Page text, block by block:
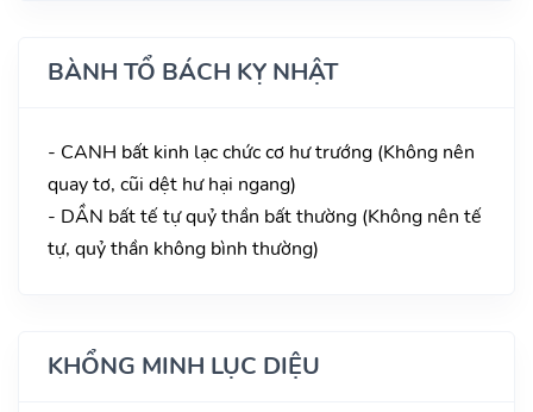
BÀNH TỔ BÁCH KỴ NHẬT
- CANH bất kinh lạc chức cơ hư trướng (Không nên
quay tơ, cũi dệt hư hại ngang)
- DẦN bất tế tự quỷ thần bất thường (Không nên tế
tự, quỷ thần không bình thường)
KHỔNG MINH LỤC DIỆU